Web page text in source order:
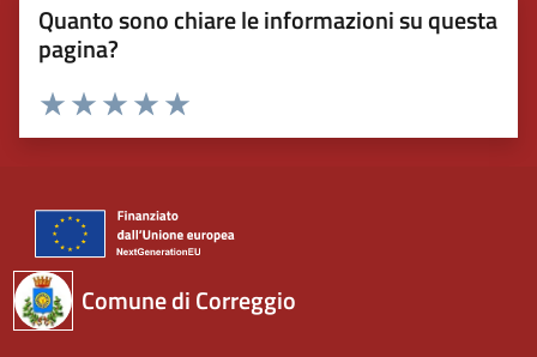
Quanto sono chiare le informazioni su questa
pagina?
Valuta 5 stelle su 5
Valuta 4 stelle su 5
Valuta 3 stelle su 5
Valuta 2 stelle su 5
Valuta 1 stelle su 5
Comune di Correggio